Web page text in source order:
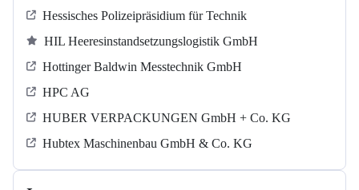
Hessisches Polizeipräsidium für Technik
HIL Heeresinstandsetzungslogistik GmbH
Hottinger Baldwin Messtechnik GmbH
HPC AG
HUBER VERPACKUNGEN GmbH + Co. KG
Hubtex Maschinenbau GmbH & Co. KG